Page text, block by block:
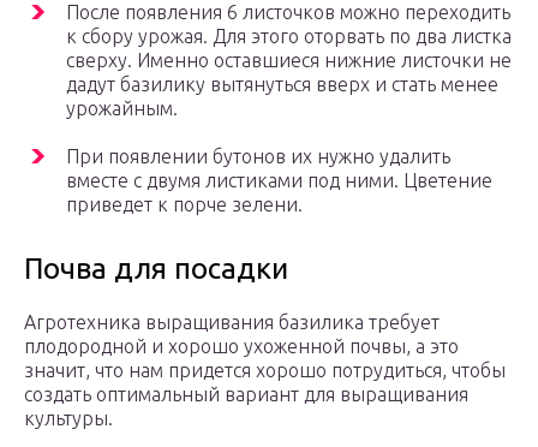
После появления 6 листочков можно переходить
к сбору урожая. Для этого оторвать по два листка
сверху. Именно оставшиеся нижние листочки не
дадут базилику вытянуться вверх и стать менее
урожайным.
При появлении бутонов их нужно удалить
вместе с двумя листиками под ними. Цветение
приведет к порче зелени.
Почва для посадки
Агротехника выращивания базилика требует
плодородной и хорошо ухоженной почвы, а это
значит, что нам придется хорошо потрудиться, чтобы
создать оптимальный вариант для выращивания
культуры.